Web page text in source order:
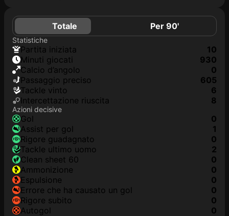
Totale Per 90'
Statistiche
Partita iniziata
10
Minuti giocati
930
Calcio d’angolo
0
Passaggio preciso
605
Tackle vinto
6
Intercettazione riuscita
8
Azioni decisive
Gol
0
Assist per gol
1
Rigore guadagnato
0
Tackle ultimo uomo
2
clean sheet 60
0
Ammonizione
0
Espulsione
0
Errore che ha causato un gol
0
Rigore subito
0
Autogol
0